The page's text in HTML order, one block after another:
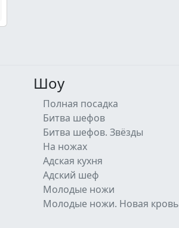
Шоу
Полная посадка
Битва шефов
Битва шефов. Звёзды
На ножах
Адская кухня
Адский шеф
Молодые ножи
Молодые ножи. Новая кровь